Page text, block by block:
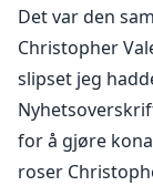
jeg ikke klarte
Den er utrolig
på boken er
Du kan finne
Det var den
Christopher
slipset jeg
for å gjøre
roser